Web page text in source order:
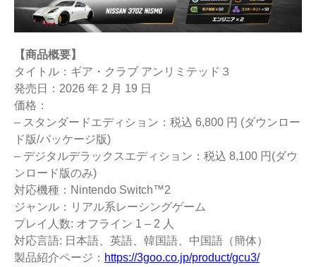
【商品概要】
タイトル：ギア・クラブ アンリミテッド３
発売日：2026 年 2 月 19 日
価格：
– スタンダードエディション：税込 6,800 円 (ダウンロー
ド版/パッケージ版)
– デジタルデラックスエディション：税込 8,100 円(ダウ
ンロード版のみ)
対応機種：Nintendo Switch™2
ジャンル：リアル系レーシングゲーム
プレイ人数: オフライン 1 – 2 人
対応言語: 日本語、英語、韓国語、中国語（簡体）
製品紹介ページ： https://3goo.co.jp/product/gcu3/